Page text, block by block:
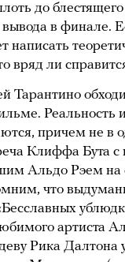
до
в финале.
написать
вряд ли
Тарантино
Реальность
причем не в
Клиффа Бута
Альдо Рэем на
что
артиста
Рика Далтона